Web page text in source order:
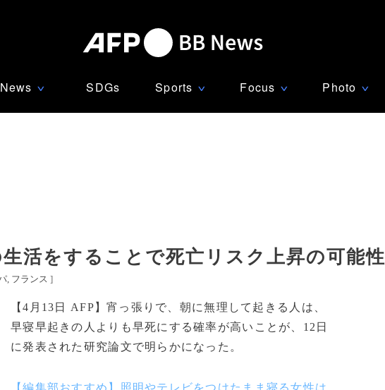
News ∨ SDGs Sports ∨ Focus ∨ Photo ∨
活をすることで死亡リスク上昇の可能性
フランス ]
【4月13日 AFP】宵っ張りで、朝に無理して起きる人は、
早寝早起きの人よりも早死にする確率が高いことが、12日
に発表された研究論文で明らかになった。
【編集部おすすめ】照明やテレビをつけたまま寝る女性は